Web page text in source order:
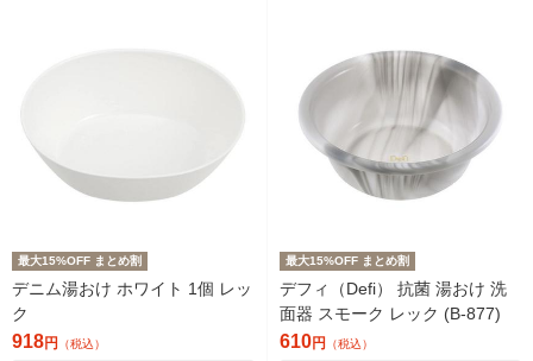
最大15%OFF まとめ割
デニム湯おけ ホワイト 1個 レッ
ク
918円 （税込）
最大15%OFF まとめ割
デフィ（Defi） 抗菌 湯おけ 洗
面器 スモーク レック (B-877)
610円 （税込）